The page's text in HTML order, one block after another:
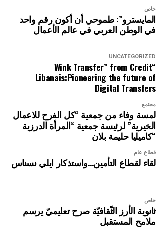
خاص
المايسترو”: طموحي أن أكون رقم واحد
في الوطن العربي في عالم الأعمال
UNCATEGORIZED
“Wink Transfer” from Credit
Libanais:Pioneering the future of
Digital Transfers
مجتمع
لمسة وفاء من جمعية “كل الفرح للاعمال
الخيرية” لرئيسة جمعية “المرأة الدرزية
“كاميليا حليمة بلان
قطاع عام
لقاء لقطاع التأمين…واستذكار ايلي نسناس
خاص
ثانوية الأرز الثّقافيّة صرح تعليميّ يرسم
ملامح المستقبل